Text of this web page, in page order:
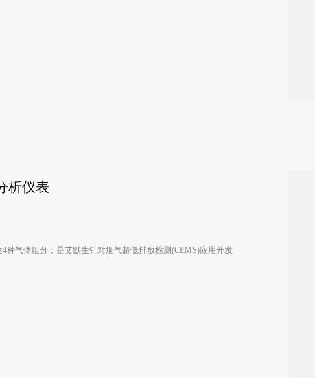
析仪表
种气体组分；是艾默生针对烟气超低排放检测(CEMS)应用开发